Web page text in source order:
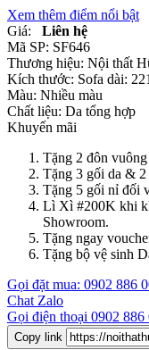
Xem thêm điểm nổi bật
Giá:
Liên hệ
Mã SP: SF646
Thương hiệu: Nội thất
Kích thước: Sofa dài:
Màu: Nhiều màu
Chất liệu: Da tổng hợp
Khuyến mãi
Tặng 2 đôn
Tặng 3 gối da &
Tặng 5 gối nỉ đối
Lì Xì #200K khi
Showroom.
Tặng ngay
Tặng bộ vệ sinh
Gọi đặt mua: 0902 886
Chat Zalo
Gọi điện thoại 0902 886
Copy link